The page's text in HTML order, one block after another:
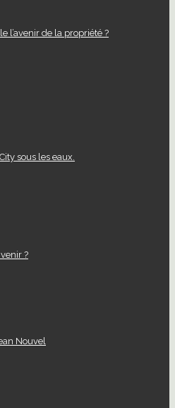
l’avenir de la propriété ?
sous les eaux.
?
Nouvel